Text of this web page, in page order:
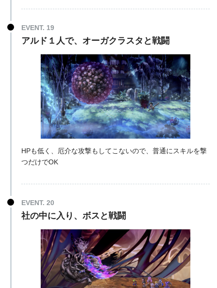
EVENT. 19
アルド１人で、オーガクラスタと戦闘
HPも低く、厄介な攻撃もしてこないので、普通にスキルを撃
つだけでOK
EVENT. 20
社の中に入り、ボスと戦闘